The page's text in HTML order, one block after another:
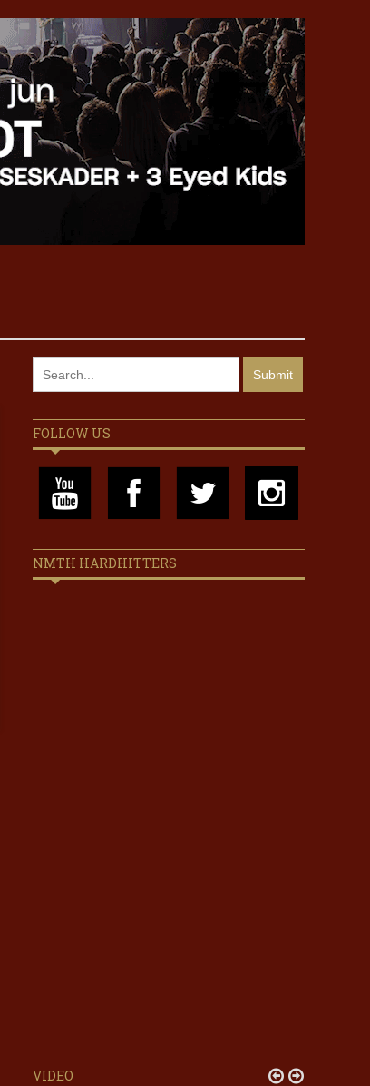
FOLLOW US
NMTH HARDHITTERS
VIDEO  